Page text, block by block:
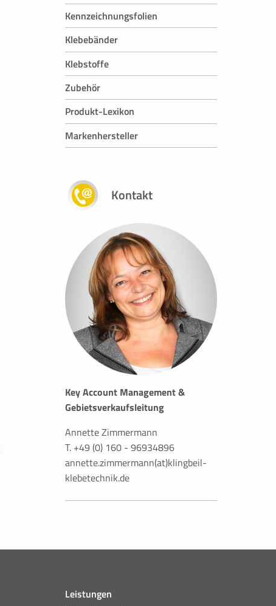
Kennzeichnungsfolien
Klebebänder
Klebstoffe
Zubehör
Produkt-Lexikon
Markenhersteller
Kontakt
Key Account Management &
Gebietsverkaufsleitung
Annette Zimmermann
T. +49 (0) 160 - 96934896
annette.zimmermann(at)klingbeil-
klebetechnik.de
Leistungen